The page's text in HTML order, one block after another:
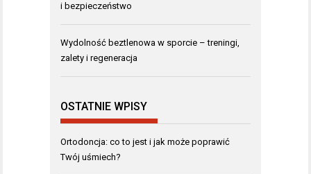
i bezpieczeństwo
Wydolność beztlenowa w sporcie – treningi,
zalety i regeneracja
OSTATNIE WPISY
Ortodoncja: co to jest i jak może poprawić
Twój uśmiech?